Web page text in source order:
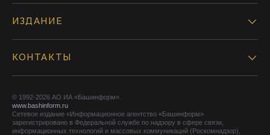
ИЗДАНИЕ
КОНТАКТЫ
© 1992-2026 АО ИА «Башинформ».
www.bashinform.ru
Сетевое издание «Информационное агентство «Башинформ»
зарегистрировано в Федеральной службе по надзору в сфере связи,
информационных технологий и массовых коммуникаций (Роскомнадзор),